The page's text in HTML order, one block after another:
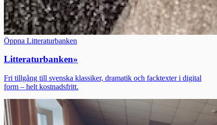
Öppna Litteraturbanken
Litteraturbanken»
Fri tillgång till svenska klassiker, dramatik och facktexter i digital
form – helt kostnadsfritt.